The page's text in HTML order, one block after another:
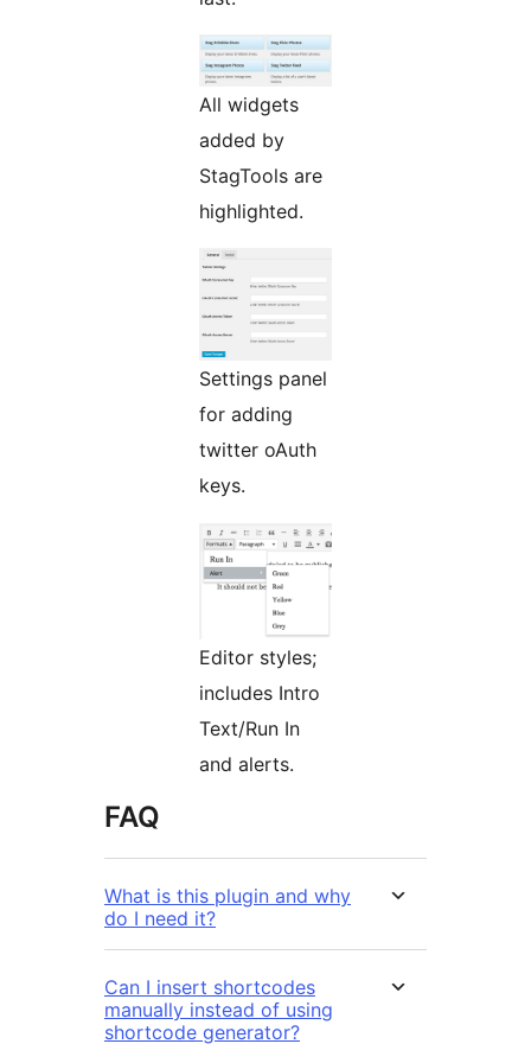
All widgets
added by
StagTools are
highlighted.
Settings panel
for adding
twitter oAuth
keys.
Editor styles;
includes Intro
Text/Run In
and alerts.
FAQ
What is this plugin and why
do I need it?
Can I insert shortcodes
manually instead of using
shortcode generator?